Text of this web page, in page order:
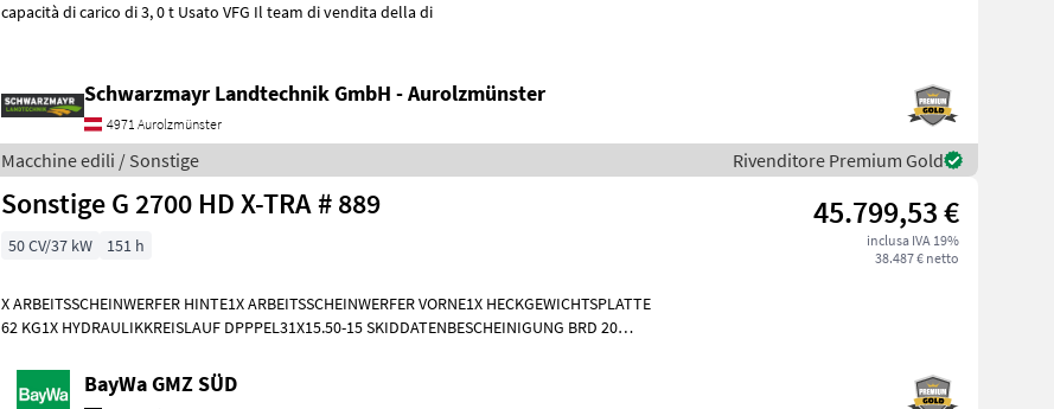
capacità di carico di 3, 0 t Usato VFG Il team di vendita della di
Schwarzmayr Landtechnik GmbH - Aurolzmünster
4971 Aurolzmünster
Macchine edili / Sonstige Rivenditore Premium Gold
Sonstige G 2700 HD X-TRA # 889 45.799,53 €
inclusa IVA 19%
38.487 € netto
50 CV/37 kW 151 h
X ARBEITSSCHEINWERFER HINTE1X ARBEITSSCHEINWERFER VORNE1X HECKGEWICHTSPLATTE
62 KG1X HYDRAULIKKREISLAUF DPPPEL31X15.50-15 SKIDDATENBESCHEINIGUNG BRD 20
BayWa GMZ SÜD